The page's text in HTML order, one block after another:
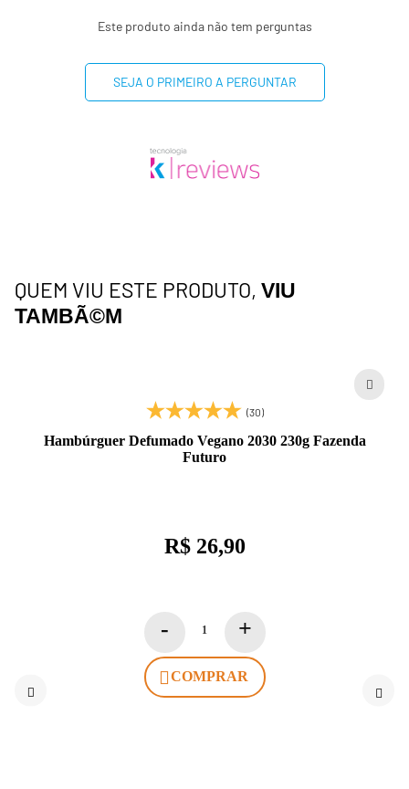
Este produto ainda não tem perguntas
SEJA O PRIMEIRO A PERGUNTAR
QUEM VIU ESTE PRODUTO, VIU
TAMBÃ©M
(30)
Hambúrguer Defumado Vegano 2030 230g Fazenda
Futuro
R$ 26,90
COMPRAR